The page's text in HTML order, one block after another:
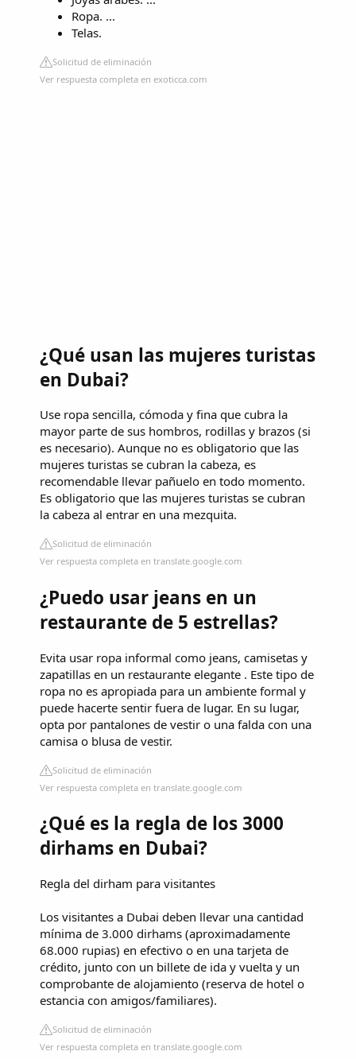
Ropa. ...
Telas.
Solicitud de eliminación
Ver respuesta completa en exoticca.com
¿Qué usan las mujeres turistas
en Dubai?
Use ropa sencilla, cómoda y fina que cubra la
mayor parte de sus hombros, rodillas y brazos (si
es necesario). Aunque no es obligatorio que las
mujeres turistas se cubran la cabeza, es
recomendable llevar pañuelo en todo momento.
Es obligatorio que las mujeres turistas se cubran
la cabeza al entrar en una mezquita.
Solicitud de eliminación
Ver respuesta completa en translate.google.com
¿Puedo usar jeans en un
restaurante de 5 estrellas?
Evita usar ropa informal como jeans, camisetas y
zapatillas en un restaurante elegante . Este tipo de
ropa no es apropiada para un ambiente formal y
puede hacerte sentir fuera de lugar. En su lugar,
opta por pantalones de vestir o una falda con una
camisa o blusa de vestir.
Solicitud de eliminación
Ver respuesta completa en translate.google.com
¿Qué es la regla de los 3000
dirhams en Dubai?
Regla del dirham para visitantes
Los visitantes a Dubai deben llevar una cantidad
mínima de 3.000 dirhams (aproximadamente
68.000 rupias) en efectivo o en una tarjeta de
crédito, junto con un billete de ida y vuelta y un
comprobante de alojamiento (reserva de hotel o
estancia con amigos/familiares).
Solicitud de eliminación
Ver respuesta completa en translate.google.com